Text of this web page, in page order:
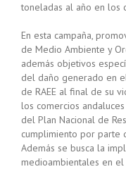
toneladas al año en los
En esta campaña,
de Medio Ambiente y
además objetivos
del daño generado en
de RAEE al final de su
los comercios
del Plan Nacional de
cumplimiento por parte
Además se busca la
medioambientales en